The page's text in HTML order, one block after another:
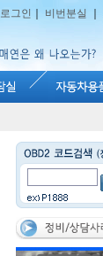
로그인 비번분실